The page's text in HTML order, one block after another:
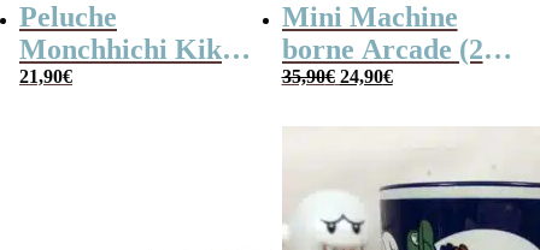
Peluche
Monchhichi Kiki
l’original (20 cm)
21,90€
Mini Machine
borne Arcade (240
jeux)
35,90€ Le
24,90€Le